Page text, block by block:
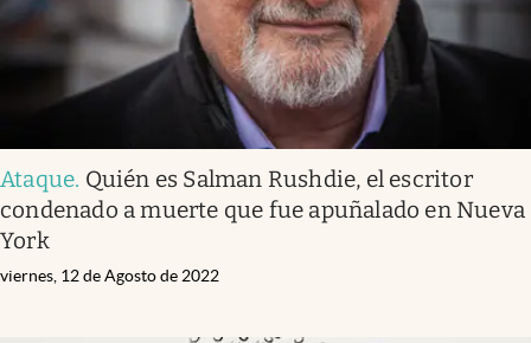
Ataque. Quién es Salman Rushdie, el escritor
condenado a muerte que fue apuñalado en Nueva
York
viernes, 12 de Agosto de 2022